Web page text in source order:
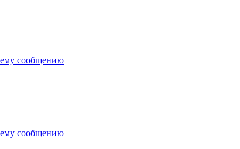
сообщению
сообщению